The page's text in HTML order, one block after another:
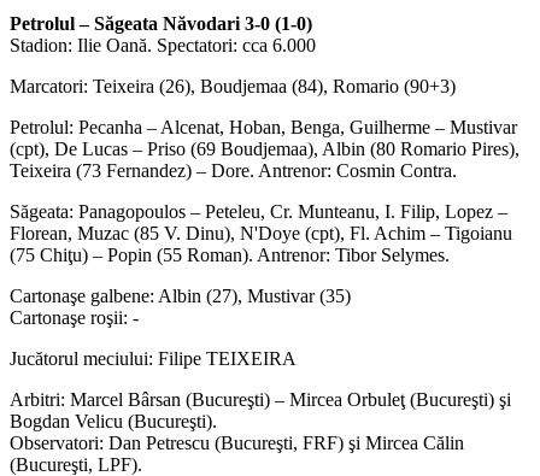
Petrolul – Săgeata Năvodari 3-0 (1-0)
Stadion: Ilie Oană. Spectatori: cca 6.000
Marcatori: Teixeira (26), Boudjemaa (84), Romario (90+3)
Petrolul: Pecanha – Alcenat, Hoban, Benga, Guilherme – Mustivar
(cpt), De Lucas – Priso (69 Boudjemaa), Albin (80 Romario Pires),
Teixeira (73 Fernandez) – Dore. Antrenor: Cosmin Contra.
Săgeata: Panagopoulos – Peteleu, Cr. Munteanu, I. Filip, Lopez –
Florean, Muzac (85 V. Dinu), N'Doye (cpt), Fl. Achim – Tigoianu
(75 Chiţu) – Popin (55 Roman). Antrenor: Tibor Selymes.
Cartonaşe galbene: Albin (27), Mustivar (35)
Cartonaşe roşii: -
Jucătorul meciului: Filipe TEIXEIRA
Arbitri: Marcel Bârsan (Bucureşti) – Mircea Orbuleţ (Bucureşti) şi
Bogdan Velicu (Bucureşti).
Observatori: Dan Petrescu (Bucureşti, FRF) şi Mircea Călin
(Bucureşti, LPF).